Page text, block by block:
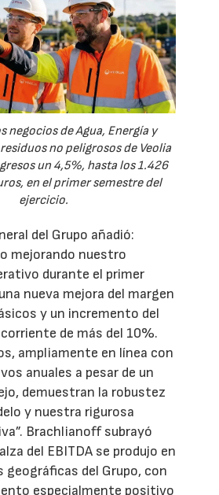
negocios de Agua, Energía y
no peligrosos de Veolia
un 4,5%, hasta los 1.426
en el primer semestre del
ejercicio.
del Grupo añadió:
mejorando nuestro
durante el primer
nueva mejora del margen
y un incremento del
de más del 10%.
ampliamente en línea con
anuales a pesar de un
demuestran la robustez
y nuestra rigurosa
Brachlianoff subrayó
del EBITDA se produjo en
geográficas del Grupo, con
especialmente positivo